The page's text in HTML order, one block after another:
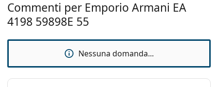
Naselli
regolabili:
No
Cerniere a
No
Accessori
Custodia:
Sì
Commenti per Emporio Armani EA
4198 59898E 55
Nessuna domanda...